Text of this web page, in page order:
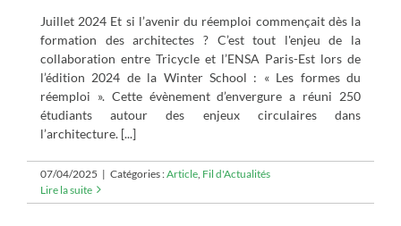
Juillet 2024 Et si l’avenir du réemploi commençait dès la
formation des architectes ? C’est tout l'enjeu de la
collaboration entre Tricycle et l’ENSA Paris-Est lors de
l’édition 2024 de la Winter School : « Les formes du
réemploi ». Cette évènement d’envergure a réuni 250
étudiants autour des enjeux circulaires dans
l’architecture. [...]
07/04/2025 | Catégories :Article Fil d'Actualités
Lire la suite